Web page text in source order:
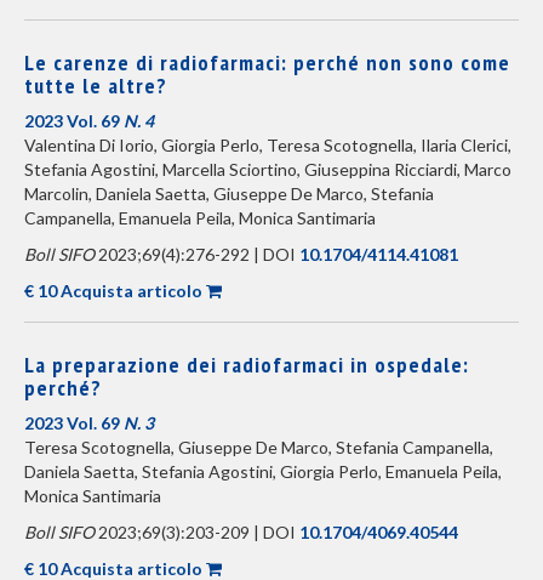
Le carenze di radiofarmaci: perché non sono come
tutte le altre?
2023 Vol. 69 N. 4
Valentina Di Iorio, Giorgia Perlo, Teresa Scotognella, Ilaria Clerici,
Stefania Agostini, Marcella Sciortino, Giuseppina Ricciardi, Marco
Marcolin, Daniela Saetta, Giuseppe De Marco, Stefania
Campanella, Emanuela Peila, Monica Santimaria
Boll SIFO2023;69(4):276-292 | DOI 10.1704/4114.41081
€ 10 Acquista articolo
La preparazione dei radiofarmaci in ospedale:
perché?
2023 Vol. 69 N. 3
Teresa Scotognella, Giuseppe De Marco, Stefania Campanella,
Daniela Saetta, Stefania Agostini, Giorgia Perlo, Emanuela Peila,
Monica Santimaria
Boll SIFO2023;69(3):203-209 | DOI 10.1704/4069.40544
€ 10 Acquista articolo